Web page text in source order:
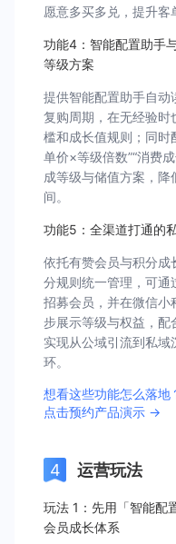
愿意多买多兑，提升客
功能4：智能配置助手
等级方案
提供智能配置助手自动
复购周期，在无经验时
槛和成长值规则；同时
单价×等级倍数”“消费
成等级与储值方案，
间。
功能5：全渠道打通的
依托有赞会员与积分成
分规则统一管理，可通
招募会员，并在微信小
步展示等级与权益，配
实现从公域引流到私
环。
想看这些功能怎么落地
点击预约产品演示 →
运营玩法
玩法 1：先用「智能配
会员成长体系